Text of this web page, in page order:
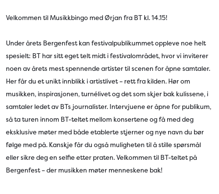
Velkommen til Musikkbingo med Ørjan fra BT kl. 14.15!
Under årets Bergenfest kan festivalpublikummet oppleve noe helt
spesielt: BT har sitt eget telt midt i festivalområdet, hvor vi inviterer
noen av årets mest spennende artister til scenen for åpne samtaler.
Her får du et unikt innblikk i artistlivet – rett fra kilden. Hør om
musikken, inspirasjonen, turnélivet og det som skjer bak kulissene, i
samtaler ledet av BTs journalister. Intervjuene er åpne for publikum,
så ta turen innom BT-teltet mellom konsertene og få med deg
eksklusive møter med både etablerte stjerner og nye navn du bør
følge med på. Kanskje får du også muligheten til å stille spørsmål
eller sikre deg en selfie etter praten. Velkommen til BT-teltet på
Bergenfest – der musikken møter menneskene bak!